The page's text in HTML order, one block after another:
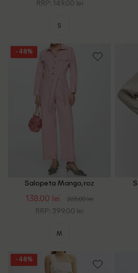
RRP: 149.00 lei
S
- 48%
Salopeta Mango, roz
138.00 lei 265.00 lei
RRP: 399.00 lei
M
- 48%